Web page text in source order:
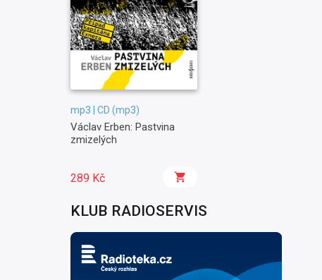
mp3 | CD (mp3)
Václav Erben: Pastvina
zmizelých
289 Kč
KLUB RADIOSERVIS